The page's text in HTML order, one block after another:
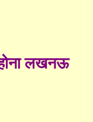
लखनऊ